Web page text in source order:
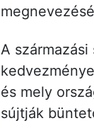
A
és mely
sújtják